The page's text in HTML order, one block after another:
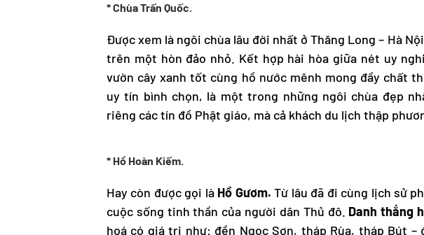
* Chùa Trấn Quốc.
Được xem là ngôi chùa lâu đời nhất ở Thăng Long – Hà
trên một hòn đảo nhỏ. Kết hợp hài hòa giữa nét uy
vườn cây xanh tốt cùng hồ nước mênh mong đầy chất
uy tín bình chọn, là một trong những ngôi chùa đẹp
riêng các tín đồ Phật giáo, mà cả khách du lịch thập
* Hồ Hoàn Kiếm.
Hay còn được gọi là Hồ Gươm. Từ lâu đã đi cùng lịch sử
cuộc sống tinh thần của người dân Thủ đô. Danh thắng
hoá có giá trị như: đền Ngọc Sơn, tháp Rùa, tháp Bút